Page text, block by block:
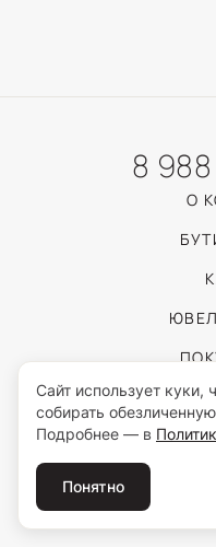
8
О
Пользуясь сайтом, вы
© 2026
Сайт использует куки,
собирать
Подробнее — в
Понятно